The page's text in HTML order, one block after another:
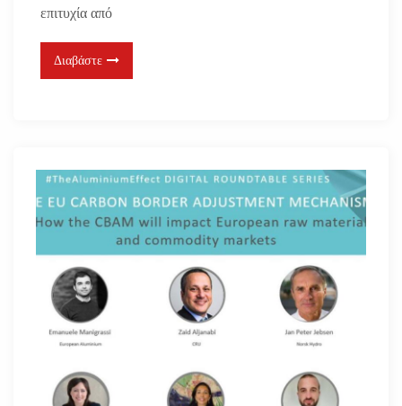
επιτυχία από
Διαβάστε